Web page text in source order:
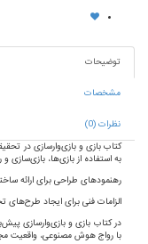
توضیحات
مشخصات
نظرات (0)
کتاب بازی و بازی‌وار‌سازی در
به استفاده از بازی‌ها، بازی‌سازی
رهنمودهای طراحی برای ارائه
الزامات فنی برای ایجاد
در کتاب بازی و بازی‌وارسازی
با رواج هوش مصنوعی، واقعیت